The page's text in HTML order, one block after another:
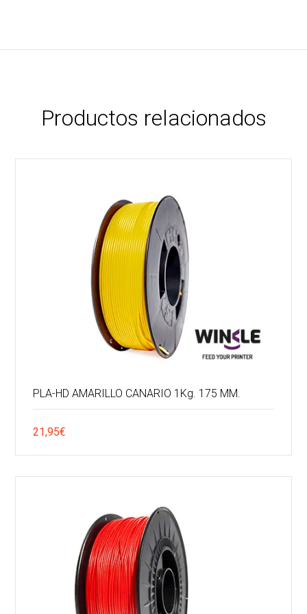
Productos relacionados
PLA-HD AMARILLO CANARIO 1Kg. 175 MM.
21,95€